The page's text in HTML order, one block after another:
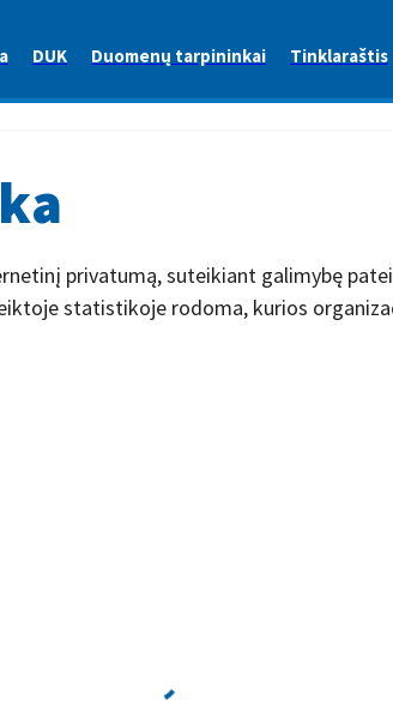
DUK Duomenų tarpininkai Tinklaraštis
privatumą, suteikiant galimybę
statistikoje rodoma, kurios